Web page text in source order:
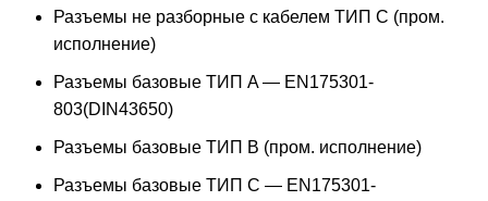
Разъемы не разборные с кабелем ТИП C (пром.
исполнение)
Разъемы базовые ТИП A — EN175301-
803(DIN43650)
Разъемы базовые ТИП В (пром. исполнение)
Разъемы базовые ТИП C — EN175301-